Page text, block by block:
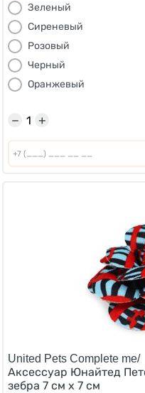
Зеленый
Сиреневый
Розовый
Черный
Оранжевый
+
−
United Pets Complete me/
Аксессуар Юнайтед
зебра 7 см х 7 см